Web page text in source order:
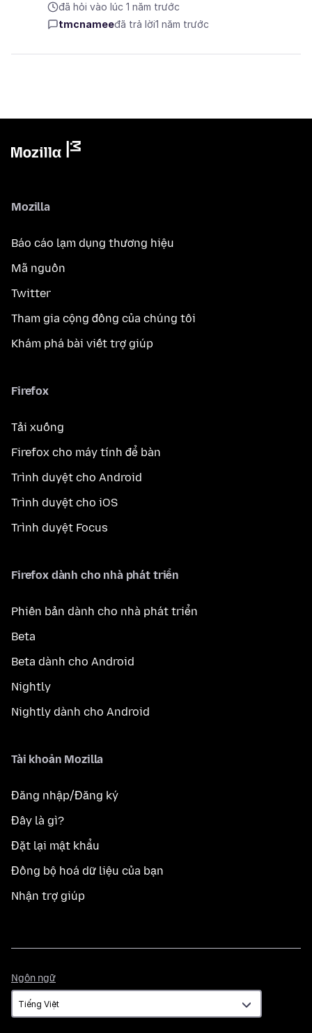
đã hỏi vào lúc 1 năm trước
tmcnameeđã trả lời1 năm trước
Mozilla
Báo cáo lạm dụng thương hiệu
Mã nguồn
Twitter
Tham gia cộng đồng của chúng tôi
Khám phá bài viết trợ giúp
Firefox
Tải xuống
Firefox cho máy tính để bàn
Trình duyệt cho Android
Trình duyệt cho iOS
Trình duyệt Focus
Firefox dành cho nhà phát triển
Phiên bản dành cho nhà phát triển
Beta
Beta dành cho Android
Nightly
Nightly dành cho Android
Tài khoản Mozilla
Đăng nhập/Đăng ký
Đây là gì?
Đặt lại mật khẩu
Đồng bộ hoá dữ liệu của bạn
Nhận trợ giúp
Ngôn ngữ
ngữ